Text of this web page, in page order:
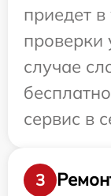
приедет
проверки
случае
сервис в
3